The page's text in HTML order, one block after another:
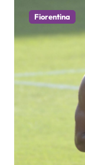
Fiorentina